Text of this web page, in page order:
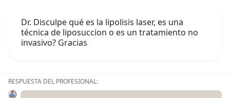
Dr. Disculpe qué es la lipolisis laser, es una
técnica de liposuccion o es un tratamiento no
invasivo? Gracias
RESPUESTA DEL PROFESIONAL: